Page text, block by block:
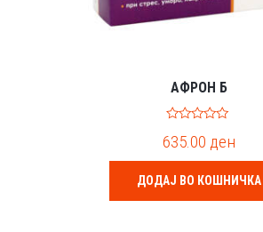
АФРОН Б
o
t
o
f
5
635.00 ден
ДОДАЈ ВО КОШНИЧКА